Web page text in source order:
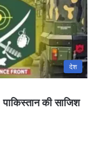
देश
की साजिश